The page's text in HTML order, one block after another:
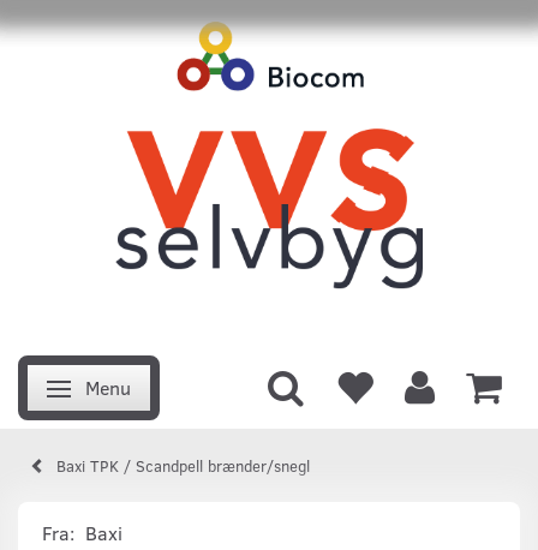
Skifte navigation
Menu
Baxi TPK / Scandpell brænder/snegl
Fra: Baxi